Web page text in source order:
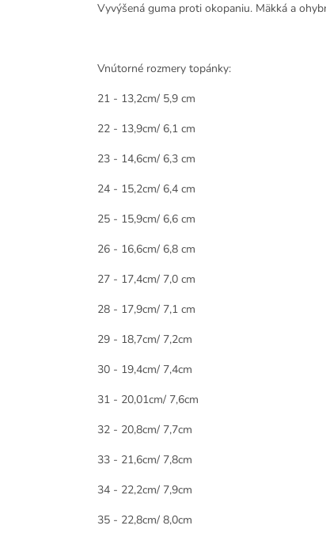
Vyvýšená guma proti okopaniu. Mäkká a
Vnútorné rozmery topánky:
21 - 13,2cm/ 5,9 cm
22 - 13,9cm/ 6,1 cm
23 - 14,6cm/ 6,3 cm
24 - 15,2cm/ 6,4 cm
25 - 15,9cm/ 6,6 cm
26 - 16,6cm/ 6,8 cm
27 - 17,4cm/ 7,0 cm
28 - 17,9cm/ 7,1 cm
29 - 18,7cm/ 7,2cm
30 - 19,4cm/ 7,4cm
31 - 20,01cm/ 7,6cm
32 - 20,8cm/ 7,7cm
33 - 21,6cm/ 7,8cm
34 - 22,2cm/ 7,9cm
35 - 22,8cm/ 8,0cm